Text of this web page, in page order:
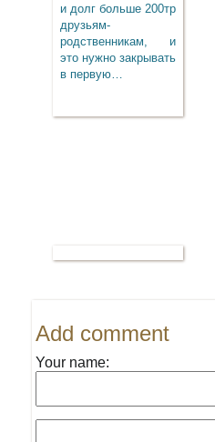
и долг больше 200тр
друзьям-
родственникам, и
это нужно закрывать
в первую…
Add comment
Your name: